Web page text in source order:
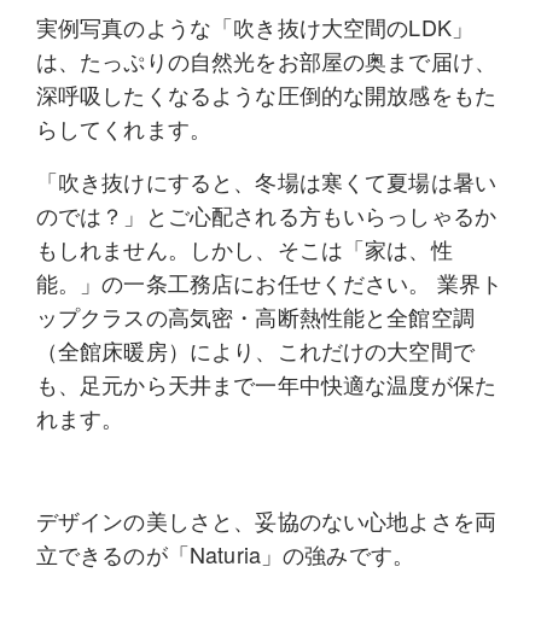
実例写真のような「吹き抜け大空間のLDK」
は、たっぷりの自然光をお部屋の奥まで届け、
深呼吸したくなるような圧倒的な開放感をもた
らしてくれます。
「吹き抜けにすると、冬場は寒くて夏場は暑い
のでは？」とご心配される方もいらっしゃるか
もしれません。しかし、そこは 「家は、性
能。」の一条工務店にお任せください。 業界ト
ップクラスの高気密・高断熱性能と全館空調
（全館床暖房）により、これだけの大空間で
も、足元から天井まで一年中快適な温度が保た
れます。
デザインの美しさと、妥協のない心地よさを両
立できるのが「Naturia」の強みです。